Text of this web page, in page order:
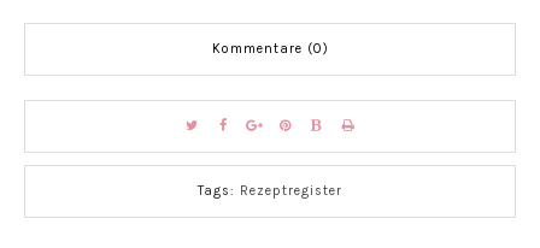
Kommentare (0)
Tags: Rezeptregister